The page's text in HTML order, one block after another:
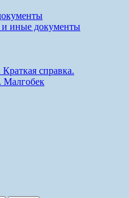
и иные документы
справка.
Малгобек